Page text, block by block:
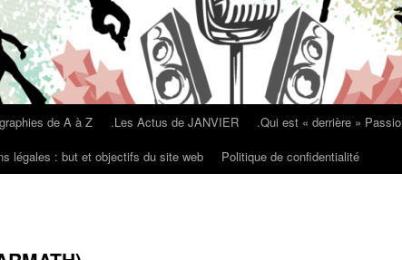
de A à Z .Les Actus de JANVIER .Qui est « derrière »
légales : but et objectifs du site web Politique de confidentialité